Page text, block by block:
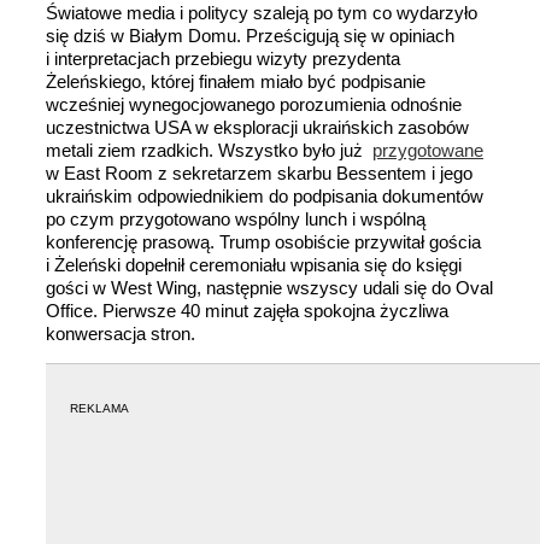
Światowe media i politycy szaleją po tym co wydarzyło
się dziś w Białym Domu. Prześcigują się w opiniach
i interpretacjach przebiegu wizyty prezydenta
Żeleńskiego, której finałem miało być podpisanie
wcześniej wynegocjowanego porozumienia odnośnie
uczestnictwa USA w eksploracji ukraińskich zasobów
metali ziem rzadkich. Wszystko było już przygotowane
w East Room z sekretarzem skarbu Bessentem i jego
ukraińskim odpowiednikiem do podpisania dokumentów
po czym przygotowano wspólny lunch i wspólną
konferencję prasową. Trump osobiście przywitał gościa
i Żeleński dopełnił ceremoniału wpisania się do księgi
gości w West Wing, następnie wszyscy udali się do Oval
Office. Pierwsze 40 minut zajęła spokojna życzliwa
konwersacja stron.
REKLAMA